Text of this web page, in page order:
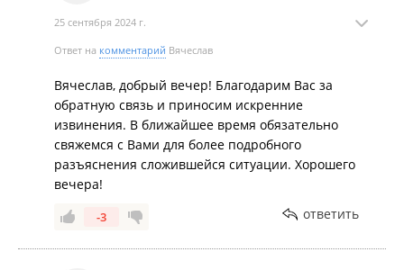
25 сентября 2024 г.
Ответ на комментарий Вячеслав
Вячеслав, добрый вечер! Благодарим Вас за
обратную связь и приносим искренние
извинения. В ближайшее время обязательно
свяжемся с Вами для более подробного
разъяснения сложившейся ситуации. Хорошего
вечера!
-3 ответить